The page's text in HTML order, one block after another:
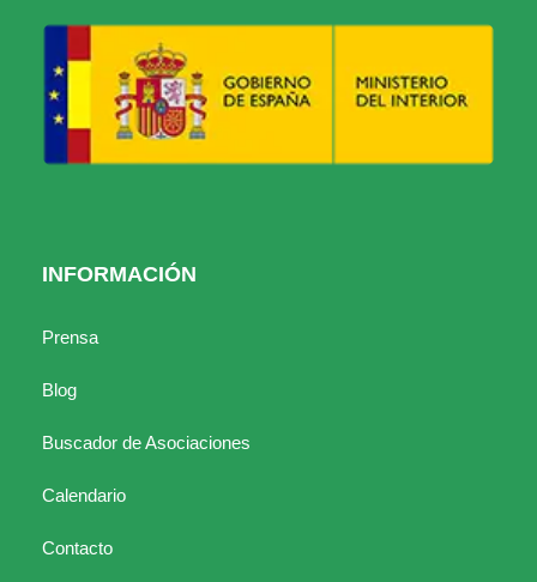
INFORMACIÓN
Prensa
Blog
Buscador de Asociaciones
Calendario
Contacto